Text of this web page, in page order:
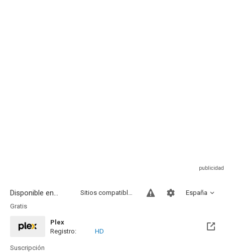
Disponible en... España
Sitios compatibles
Gratis
Plex
Registro:
HD
Suscripción